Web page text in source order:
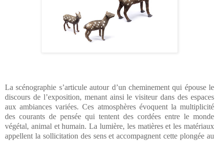
La scénographie s’articule autour d’un cheminement qui épouse le
discours de l’exposition, menant ainsi le visiteur dans des espaces
aux ambiances variées. Ces atmosphères évoquent la multiplicité
des courants de pensée qui tentent des cordées entre le monde
végétal, animal et humain. La lumière, les matières et les matériaux
appellent la sollicitation des sens et accompagnent cette plongée au